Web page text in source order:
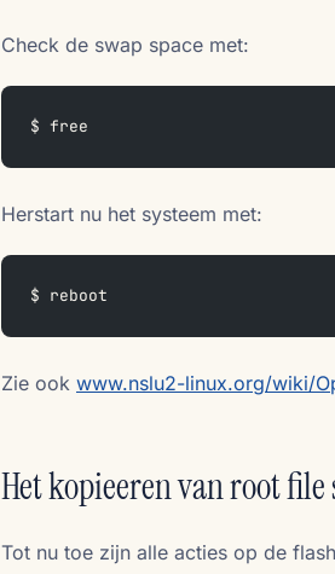
Check de swap space met:
$ free
Herstart nu het systeem met:
$ reboot
Zie ook www.nslu2-linux.org/wiki/
Het kopieeren van root
Tot nu toe zijn alle acties op de